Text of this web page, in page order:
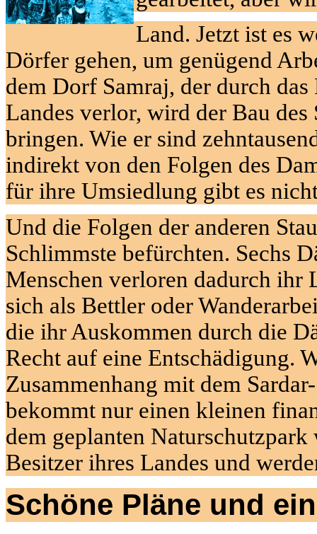
Land. Jetzt ist es
Dörfer gehen, um genügend
dem Dorf Samraj, der durch
Landes verlor, wird der Bau
bringen. Wie er sind
indirekt von den Folgen des
für ihre Umsiedlung gibt es
Und die Folgen der anderen
Schlimmste befürchten. Sechs
Menschen verloren dadurch ihr
sich als Bettler oder
die ihr Auskommen durch die
Recht auf eine Entschädigung.
Zusammenhang mit dem
bekommt nur einen kleinen
dem geplanten
Besitzer ihres Landes und
Schöne Pläne und